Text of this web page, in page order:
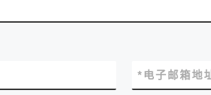
电子邮箱地
*